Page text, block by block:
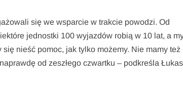
się we wsparcie w trakcie powodzi. Od
jednostki 100 wyjazdów robią w 10 lat, a
nieść pomoc, jak tylko możemy. Nie mamy też
od zeszłego czwartku – podkreśla